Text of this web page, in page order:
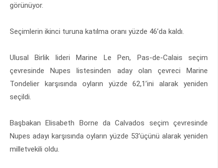
görünüyor.
Seçimlerin ikinci turuna katılma oranı yüzde 46’da kaldı.
Ulusal Birlik lideri Marine Le Pen, Pas-de-Calais seçim
çevresinde Nupes listesinden aday olan çevreci Marine
Tondelier karşısında oyların yüzde 62,1’ini alarak yeniden
seçildi.
Başbakan Elisabeth Borne da Calvados seçim çevresinde
Nupes adayı karşısında oyların yüzde 53’üçünü alarak yeniden
milletvekili oldu.